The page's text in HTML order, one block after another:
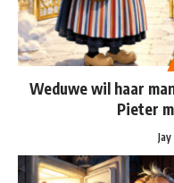
Weduwe wil haar
Pieter
Jay